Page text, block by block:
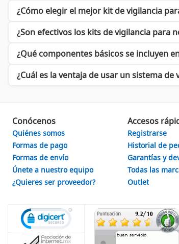
perfectamente con el equipo de QIAN. Así, tu
En conclusión, al elegir los
continua y efectiva. Cyberpuerta se destaca
¿Cómo elegir el mejor kit de vigilancia
¿Son efectivos los kits de vigilancia para
¿Qué componentes básicos se incluyen
¿Cuál es la ventaja de usar un sistema de
Conócenos
Quiénes somos
Formas de pago
Formas de envío
Únete a nuestro equipo
¿Quieres ser proveedor?
Accesos
Registrarse
Historial de
Garantías y
Todas las
Outlet